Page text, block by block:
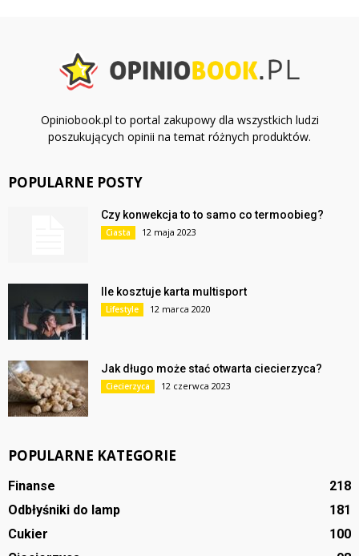
Opiniobook.pl to portal zakupowy dla wszystkich ludzi
poszukujących opinii na temat różnych produktów.
POPULARNE POSTY
Czy konwekcja to to samo co termoobieg?
Ciasta 12 maja 2023
Ile kosztuje karta multisport
Lifestyle 12 marca 2020
Jak długo może stać otwarta ciecierzyca?
Ciecierzyca 12 czerwca 2023
POPULARNE KATEGORIE
Finanse
218
Odbłyśniki do lamp
181
Cukier
100